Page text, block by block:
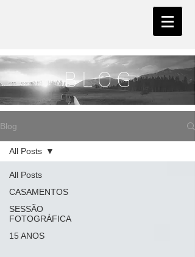
B L O G
Blog
All Posts
CASAMENTOS
SESSÃO
FOTOGRÁFICA
15 ANOS
All Posts